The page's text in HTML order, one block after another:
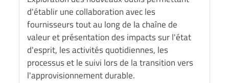
d'établir une collaboration avec les
fournisseurs tout au long de la chaîne de
valeur et présentation des impacts sur l'état
d'esprit, les activités quotidiennes, les
processus et le suivi lors de la transition vers
l'approvisionnement durable.